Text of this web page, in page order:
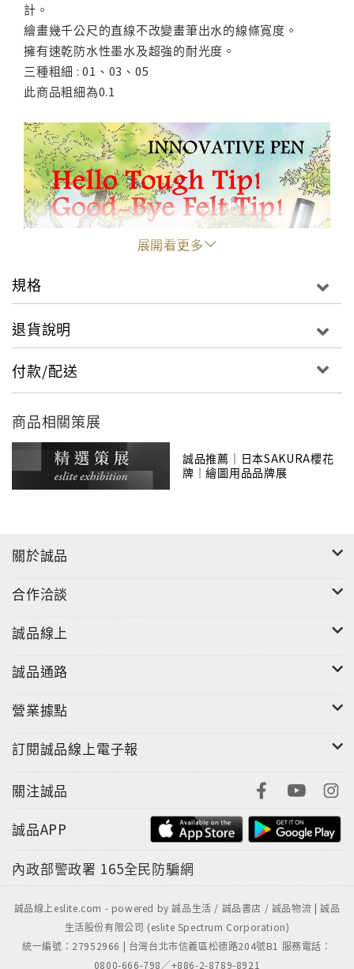
計。
繪畫幾千公尺的直線不改變畫筆出水的線條寬度。
擁有速乾防水性墨水及超強的耐光度。
三種粗細 : 01、03、05
此商品粗細為0.1
握筆方式
畫線比較
展開看更多
規格
退貨說明
付款/配送
商品相關策展
誠品推薦｜日本SAKURA櫻花
牌｜繪圖用品品牌展
關於誠品
合作洽談
誠品線上
誠品通路
營業據點
訂閱誠品線上電子報
關注誠品
誠品APP
內政部警政署 165全民防騙網
誠品線上eslite.com - powered by 誠品生活 / 誠品書店 / 誠品物流 | 誠品
生活股份有限公司 (eslite Spectrum Corporation)
統一編號：27952966 | 台灣台北市信義區松德路204號B1 服務電話：
0800-666-798／+886-2-8789-8921